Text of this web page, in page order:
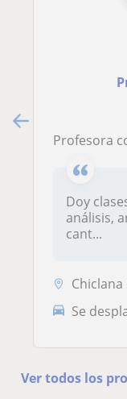
Profesora con 27 años
Doy
análisis, armonía, piano, iniciación al
cant...
Chiclana de la
Se
Ver todos los